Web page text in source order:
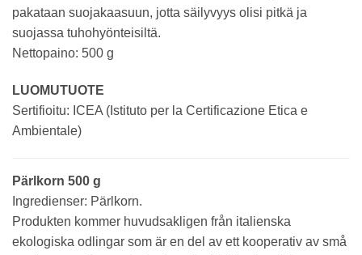
pakataan suojakaasuun, jotta säilyvyys olisi pitkä ja
suojassa tuhohyönteisiltä.
Nettopaino: 500 g
LUOMUTUOTE
Sertifioitu: ICEA (Istituto per la Certificazione Etica e
Ambientale)
Pärlkorn 500 g
Ingredienser: Pärlkorn.
Produkten kommer huvudsakligen från italienska
ekologiska odlingar som är en del av ett kooperativ av små